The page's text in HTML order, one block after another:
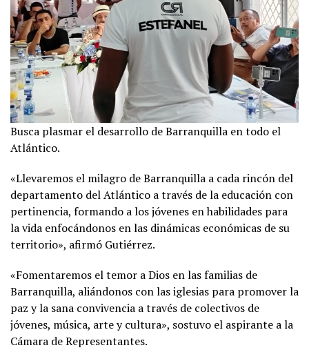
Busca plasmar el desarrollo de Barranquilla en todo el
Atlántico.
«Llevaremos el milagro de Barranquilla a cada rincón del
departamento del Atlántico a través de la educación con
pertinencia, formando a los jóvenes en habilidades para
la vida enfocándonos en las dinámicas económicas de su
territorio», afirmó Gutiérrez.
«Fomentaremos el temor a Dios en las familias de
Barranquilla, aliándonos con las iglesias para promover la
paz y la sana convivencia a través de colectivos de
jóvenes, música, arte y cultura», sostuvo el aspirante a la
Cámara de Representantes.